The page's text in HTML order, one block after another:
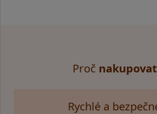
Proč
Rychlé a